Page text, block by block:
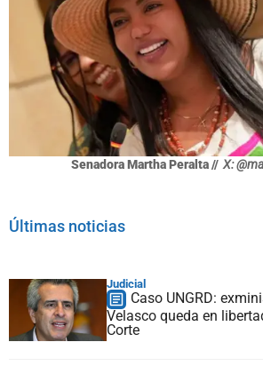
Senadora Martha Peralta // X:
Últimas noticias
Judicial
Caso UNGRD:
Velasco queda en
Corte